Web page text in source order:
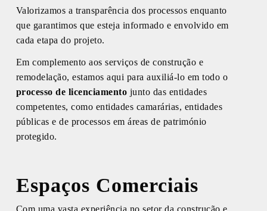
Valorizamos a transparência dos processos enquanto
que garantimos que esteja informado e envolvido em
cada etapa do projeto.
Em complemento aos serviços de construção e
remodelação, estamos aqui para auxiliá-lo em todo o
processo de licenciamento junto das entidades
competentes, como entidades camarárias, entidades
públicas e de processos em áreas de património
protegido.
Espaços Comerciais
Com uma vasta experiência no setor da construção e